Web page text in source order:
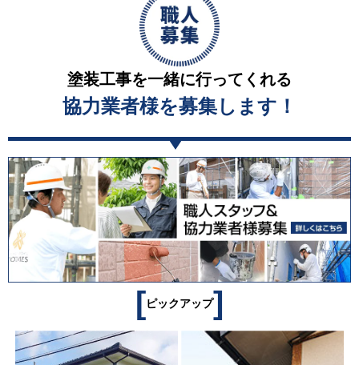
塗装工事を一緒に行ってくれる
協力業者様を募集します！
[ピックアップ]